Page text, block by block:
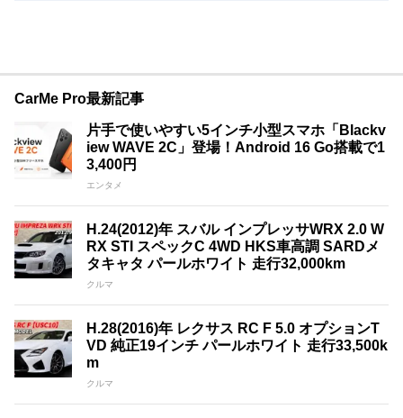
CarMe Pro最新記事
片手で使いやすい5インチ小型スマホ「Blackv
iew WAVE 2C」登場！Android 16 Go搭載で1
3,400円
エンタメ
H.24(2012)年 スバル インプレッサWRX 2.0 W
RX STI スペックC 4WD HKS車高調 SARDメ
タキャタ パールホワイト 走行32,000km
クルマ
H.28(2016)年 レクサス RC F 5.0 オプションT
VD 純正19インチ パールホワイト 走行33,500k
m
クルマ